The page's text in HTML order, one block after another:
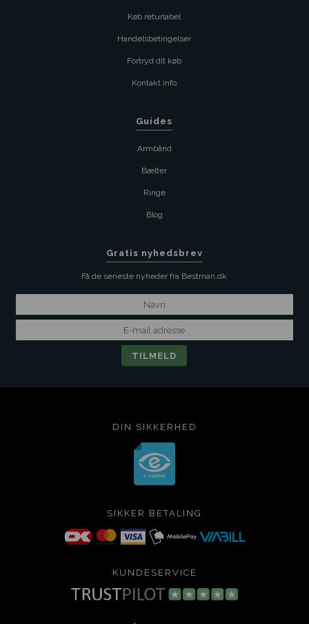
Køb returlabel
Handelsbetingelser
Fortryd dit køb
Kontakt info
Guides
Armbånd
Bælter
Ringe
Blog
Gratis nyhedsbrev
Få de seneste nyheder fra Bestman.dk
DIN SIKKERHED
SIKKER BETALING
KUNDESERVICE